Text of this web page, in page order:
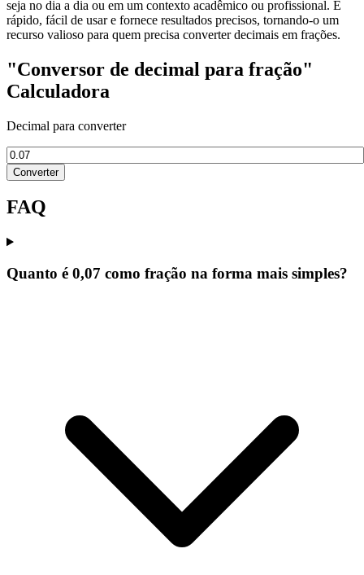
seja no dia a dia ou em um contexto acadêmico ou profissional. É
rápido, fácil de usar e fornece resultados precisos, tornando-o um
recurso valioso para quem precisa converter decimais em frações.
"Conversor de decimal para fração"
Calculadora
Decimal para converter
Converter
FAQ
Quanto é 0,07 como fração na forma mais simples?